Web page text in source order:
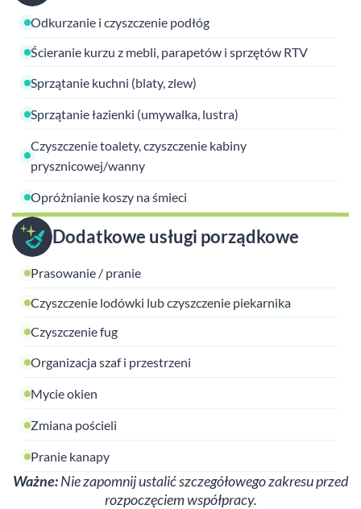
Odkurzanie i czyszczenie podłóg
Ścieranie kurzu z mebli, parapetów i sprzętów RTV
Sprzątanie kuchni (blaty, zlew)
Sprzątanie łazienki (umywalka, lustra)
Czyszczenie toalety, czyszczenie kabiny
prysznicowej/wanny
Opróżnianie koszy na śmieci
Dodatkowe usługi porządkowe
Prasowanie / pranie
Czyszczenie lodówki lub czyszczenie piekarnika
Czyszczenie fug
Organizacja szaf i przestrzeni
Mycie okien
Zmiana pościeli
Pranie kanapy
Ważne:Nie zapomnij ustalić szczegółowego zakresu przed
rozpoczęciem współpracy.